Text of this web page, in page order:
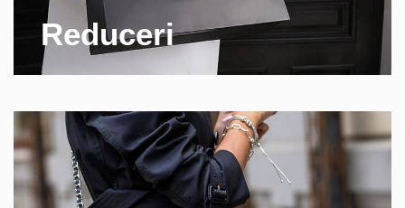
Reduceri